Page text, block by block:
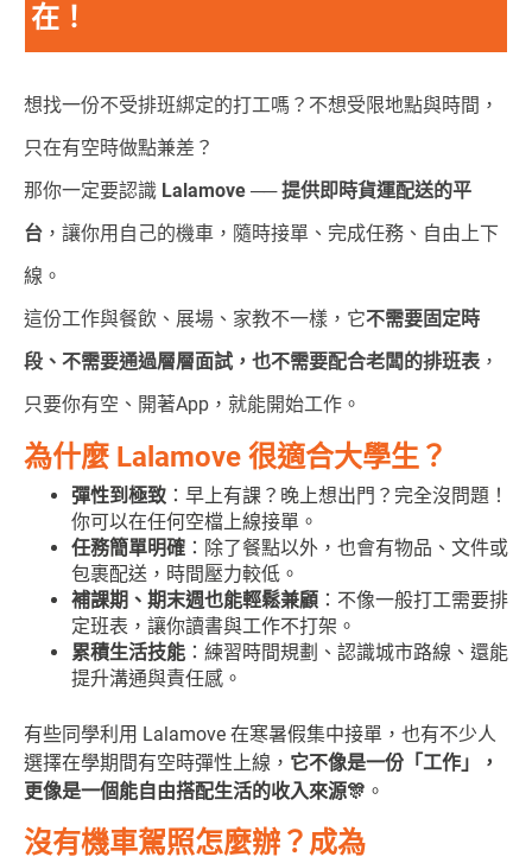
在！
想找一份不受排班綁定的打工嗎？不想受限地點與時間，
只在有空時做點兼差？
那你一定要認識 Lalamove ── 提供即時貨運配送的平
台 ，讓你用自己的機車，隨時接單、完成任務、自由上下
線。
這份工作與餐飲、展場、家教不一樣，它不需要固定時
段、不需要通過層層面試，也不需要配合老闆的排班表 ，
只要你有空、開著App，就能開始工作。
為什麼 Lalamove 很適合大學生？
彈性到極致 ：早上有課？晚上想出門？完全沒問題！
你可以在任何空檔上線接單。
任務簡單明確 ：除了餐點以外，也會有物品、文件或
包裹配送，時間壓力較低。
補課期、期末週也能輕鬆兼顧 ：不像一般打工需要排
定班表，讓你讀書與工作不打架。
累積生活技能 ：練習時間規劃、認識城市路線、還能
提升溝通與責任感。
有些同學利用 Lalamove 在寒暑假集中接單，也有不少人
選擇在學期間有空時彈性上線， 它不像是一份「工作」，
更像是一個能自由搭配生活的收入來源🎊 。
沒有機車駕照怎麼辦？成為